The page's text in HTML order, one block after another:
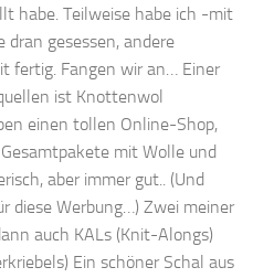
habe. Teilweise habe ich -mit
gesessen, andere
fertig. Fangen wir an… Einer
ist Knottenwol
einen tollen Online-Shop,
mit Wolle und
aber immer gut.. (Und
diese Werbung…) Zwei meiner
auch KALs (Knit-Alongs)
Ein schöner Schal aus